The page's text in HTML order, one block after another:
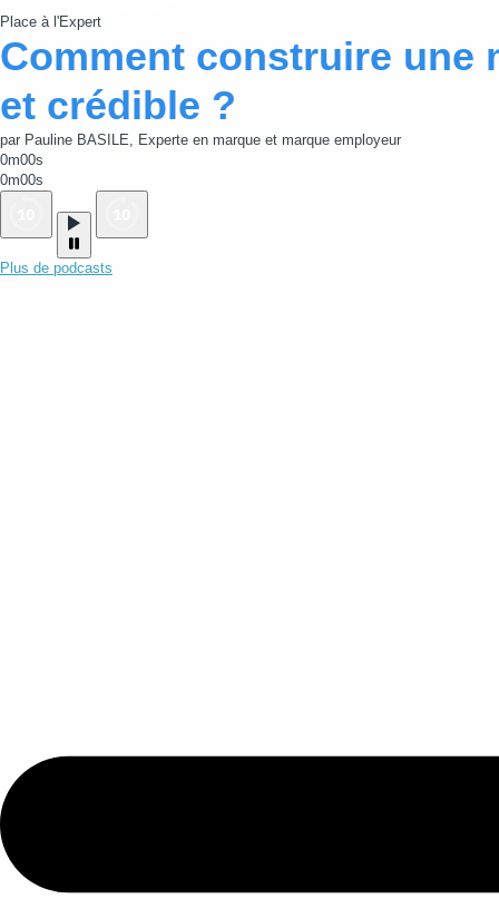
Place à l'Expert
Comment construire une
et crédible ?
par Pauline BASILE, Experte en marque et marque employeur
0m00s
0m00s
Plus de podcasts